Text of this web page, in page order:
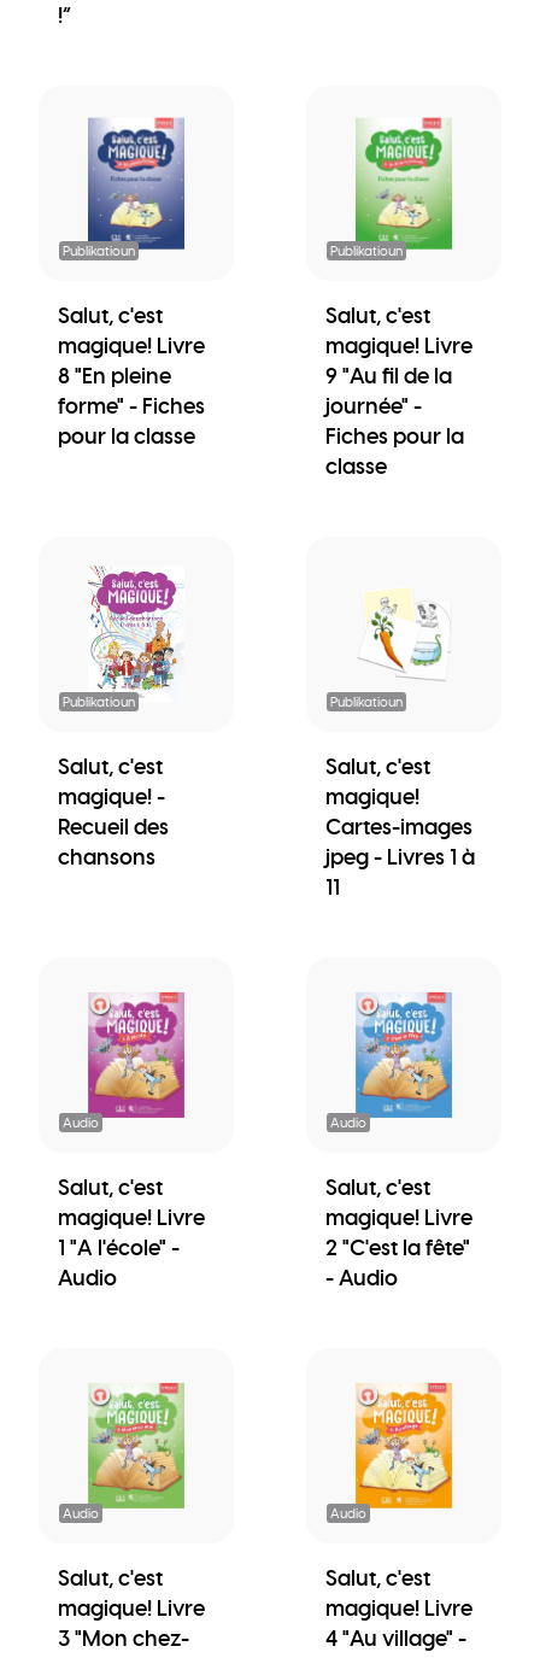
!“
Publikatioun
Salut, c'est
magique! Livre
8 "En pleine
forme" - Fiches
pour la classe
Publikatioun
Salut, c'est
magique! Livre
9 "Au fil de la
journée" -
Fiches pour la
classe
Publikatioun
Salut, c'est
magique! -
Recueil des
chansons
Publikatioun
Salut, c'est
magique!
Cartes-images
jpeg - Livres 1 à
11
Audio
Salut, c'est
magique! Livre
1 "A l'école" -
Audio
Audio
Salut, c'est
magique! Livre
2 "C'est la fête"
- Audio
Audio
Salut, c'est
magique! Livre
3 "Mon chez-
Audio
Salut, c'est
magique! Livre
4 "Au village" -